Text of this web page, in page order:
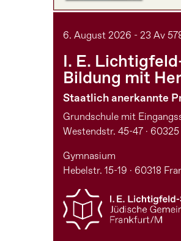
6. August 2026 - 23 Av
I. E.
Bildung mit
Staatlich anerkannte
Grundschule mit
Westendstr. 45-47 ·
Gymnasium
Hebelstr. 15-19 · 60318